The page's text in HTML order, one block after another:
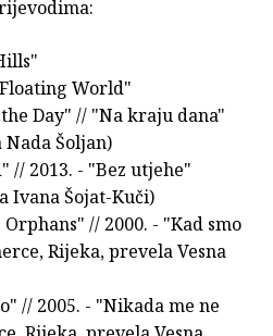
World"
Day" // "Na kraju dana"
Šoljan)
// 2013. - "Bez utjehe"
Ivana Šojat-Kuči)
// 2000. - "Kad smo
Rijeka, prevela Vesna
// 2005. - "Nikada me ne